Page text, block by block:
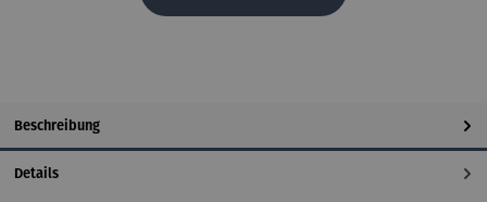
Beschreibung
Details